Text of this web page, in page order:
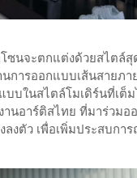
ซนจะตกแต่งด้วยสไตล์
ารออกแบบเส้นสายภา
บในสไตล์โมเดิร์นที่เต็
นอาร์ติสไทย ที่มาร่วม
ลงตัว เพื่อเพิ่มประสบก